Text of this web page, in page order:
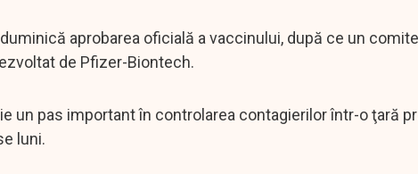
aprobarea oficială a vaccinului, după ce un
de Pfizer-Biontech.
un pas important în controlarea contagierilor într-o ţară
luni.